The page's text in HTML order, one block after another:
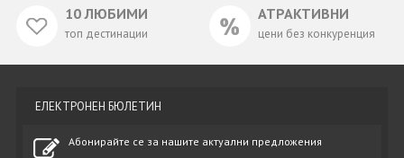
10 ЛЮБИМИ
топ дестинации
АТРАКТИВНИ
цени без конкуренция
ЕЛЕКТРОНЕН БЮЛЕТИН
Абонирайте се за нашите актуални предложения